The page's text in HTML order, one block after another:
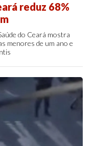
reduz 68%
do Ceará mostra
menores de um ano e